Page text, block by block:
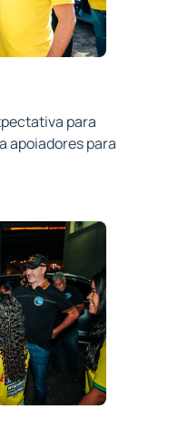
para
apoiadores para